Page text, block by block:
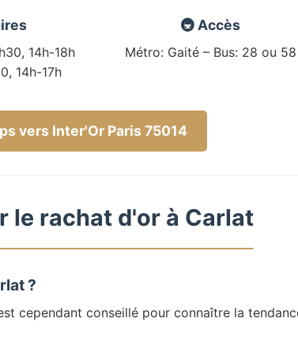
14h-18h
14h-17h
🚇 Accès
Métro: Gaité – Bus: 28 ou 58
vers Inter'Or Paris 75014
le rachat d'or à Carlat
?
cependant conseillé pour connaître la